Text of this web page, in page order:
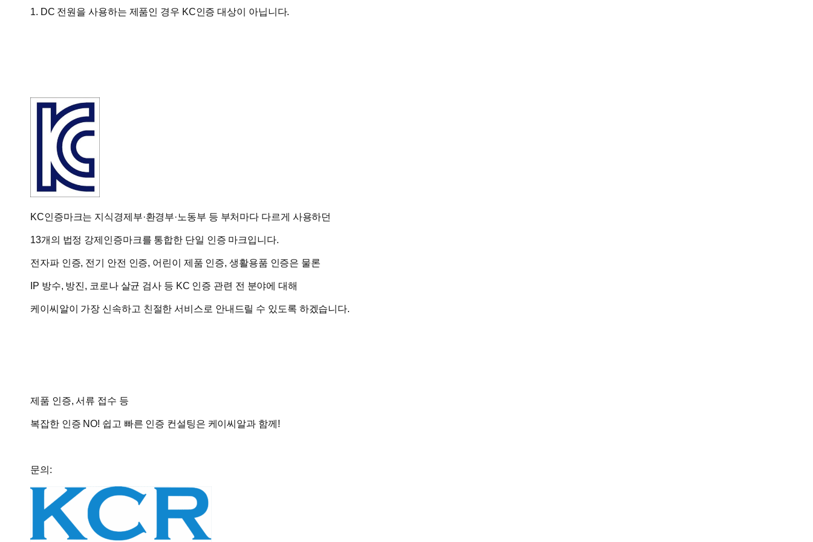
1. DC 전원을 사용하는 제품인 경우 KC인증 대상이 아닙니다.
KC인증마크는 지식경제부·환경부·노동부 등 부처마다 다르게 사용하던
13개의 법정 강제인증마크를 통합한 단일 인증 마크입니다.
전자파 인증, 전기 안전 인증, 어린이 제품 인증, 생활용품 인증은 물론
IP 방수, 방진, 코로나 살균 검사 등 KC 인증 관련 전 분야에 대해
케이씨알이 가장 신속하고 친절한 서비스로 안내드릴 수 있도록 하겠습니다.
제품 인증, 서류 접수 등
복잡한 인증 NO! 쉽고 빠른 인증 컨설팅은 케이씨알과 함께!
문의: